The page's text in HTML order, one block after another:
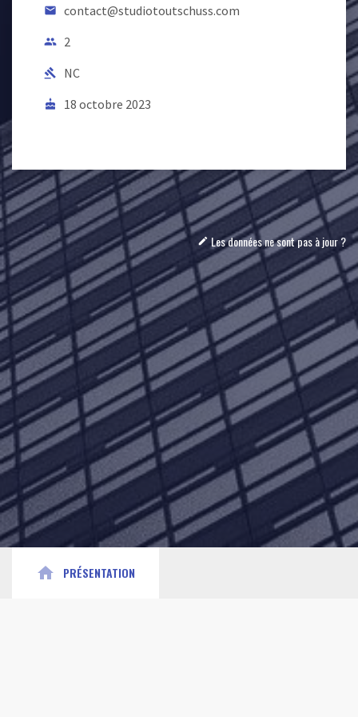
email contact@studiotoutschuss.com
people 2
gavel NC
cake 18 octobre 2023
mode_edit Les données ne sont pas à jour ?
home PRÉSENTATION